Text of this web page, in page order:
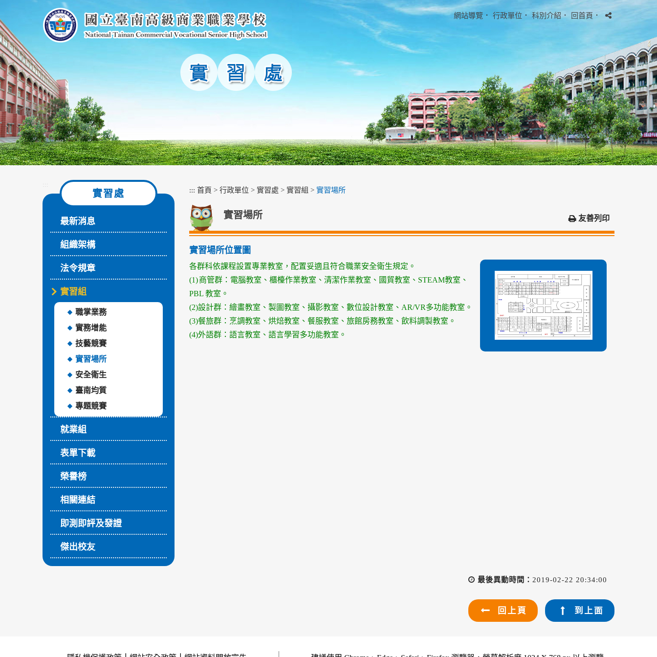
主
要
內
容
區
塊
網站導覽 ． 行政單位 ． 科別介紹． 回首頁．
:::
實習處
最新消息
組織架構
法令規章
實習組
職掌業務
實務增能
技藝競賽
實習場所
安全衛生
臺南均質
專題競賽
就業組
表單下載
榮譽榜
相關連結
即測即評及發證
傑出校友
::: 首頁 > 行政單位 > 實習處 > 實習組 > 實習場所
實習場所 友善列印
實習場所位置圖
各群科依課程設置專業教室，配置妥適且符合職業安全衛生規定。
(1)商管群：電腦教室、櫃檯作業教室、清潔作業教室、國貿教室、 STEAM教室、
PBL 教室。
(2)設計群：繪畫教室、製圖教室、攝影教室、數位設計教室、 AR/VR多功能教室。
(3)餐旅群：烹調教室、烘焙教室、餐服教室、旅館房務教室、飲料調製教室。
(4)外語群：語言教室、語言學習多功能教室。
最後異動時間： 2019-02-22 20:34:00
回上頁 到上面